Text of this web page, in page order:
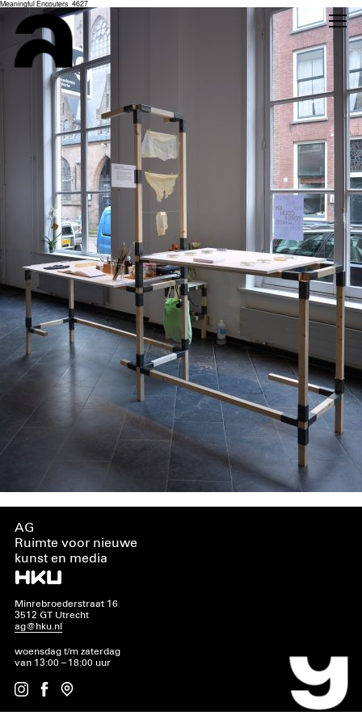
Meaningful Encouters_4627
AG
Ruimte voor nieuwe
kunst en media
Minrebroederstraat 16
3512 GT Utrecht
ag@hku.nl
woensdag t/m zaterdag
van 13:00 – 18:00 uur